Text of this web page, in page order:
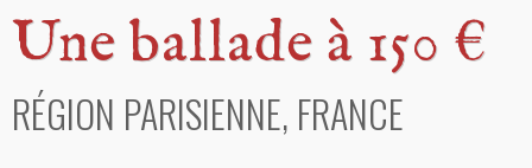
Une ballade à 150 €
RÉGION PARISIENNE, FRANCE